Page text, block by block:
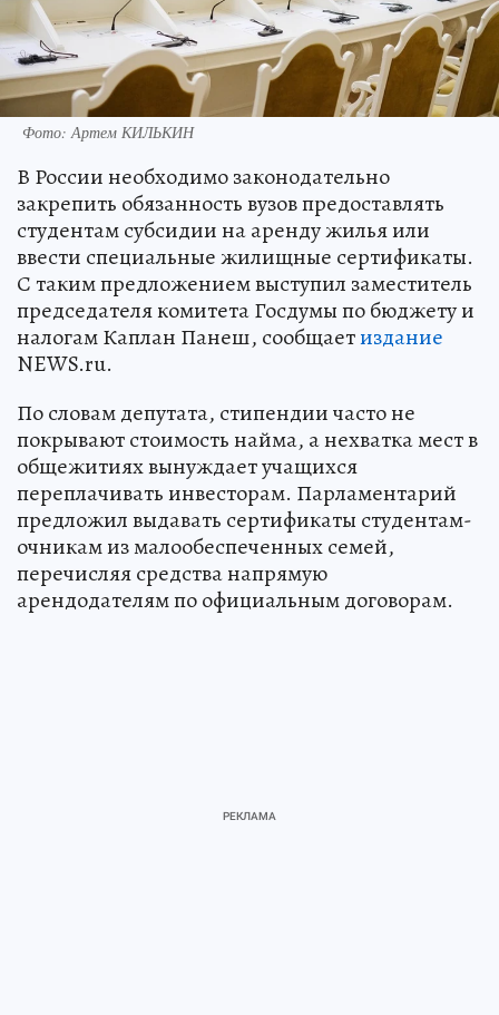
Фото: Артем КИЛЬКИН
В России необходимо законодательно
закрепить обязанность вузов предоставлять
студентам субсидии на аренду жилья или
ввести специальные жилищные сертификаты.
С таким предложением выступил заместитель
председателя комитета Госдумы по бюджету и
налогам Каплан Панеш, сообщаетиздание
NEWS.ru.
По словам депутата, стипендии часто не
покрывают стоимость найма, а нехватка мест в
общежитиях вынуждает учащихся
переплачивать инвесторам. Парламентарий
предложил выдавать сертификаты студентам-
очникам из малообеспеченных семей,
перечисляя средства напрямую
арендодателям по официальным договорам.